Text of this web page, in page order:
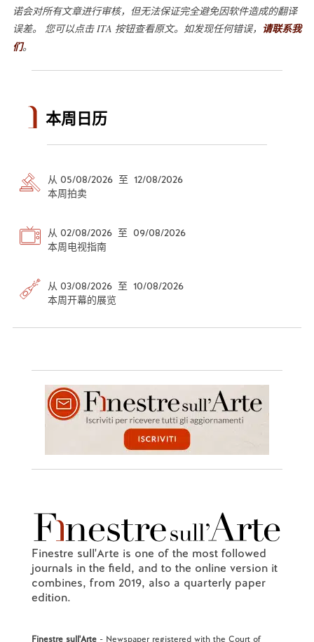
诺会对所有文章进行审核，但无法保证完全避免因软件造成的翻译
误差。 您可以点击 ITA 按钮查看原文。如发现任何错误， 请联系我
们。
本周日历
从 05/08/2026 至 12/08/2026
本周拍卖
从 02/08/2026 至 09/08/2026
本周电视指南
从 03/08/2026 至 10/08/2026
本周开幕的展览
Finestre sull'Arte is one of the most followed
journals in the field, and to the online version it
combines, from 2019, also a quarterly paper
edition.
Finestre sull'Arte- Newspaper registered with the Court of